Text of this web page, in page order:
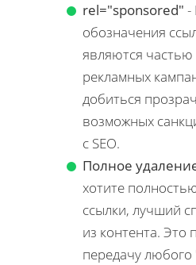
rel="sponsored" -
обозначения
являются частью
рекламных
добиться
возможных
с SEO.
Полное
хотите
ссылки, лучший
из контента. Это
передачу любого